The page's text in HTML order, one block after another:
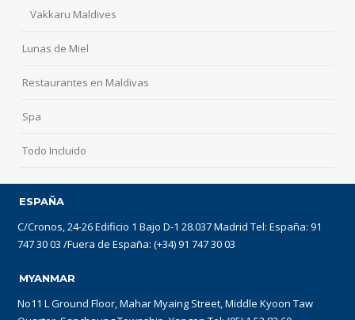
Vakkaru Maldives
Lunas de Miel
Restaurantes en Maldivas
Spa
Todo Incluido
ESPAÑA
C/Cronos, 24-26 Edificio 1 Bajo D-1 28.037 Madrid Tel: España: 91
747 30 03 /Fuera de España: (+34) 91 747 30 03
MYANMAR
No11 L Ground Floor, Mahar Myaing Street, Middle Kyoon Taw